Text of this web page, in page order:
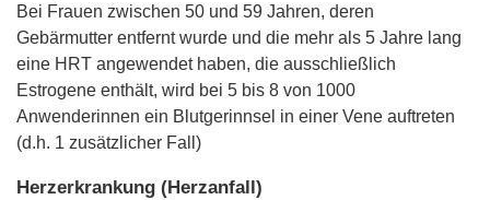
Bei Frauen zwischen 50 und 59 Jahren, deren
Gebärmutter entfernt wurde und die mehr als 5 Jahre lang
eine HRT angewendet haben, die ausschließlich
Estrogene enthält, wird bei 5 bis 8 von 1000
Anwenderinnen ein Blutgerinnsel in einer Vene auftreten
(d.h. 1 zusätzlicher Fall)
Herzerkrankung (Herzanfall)